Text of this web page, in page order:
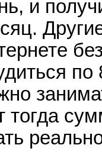
и
тогда